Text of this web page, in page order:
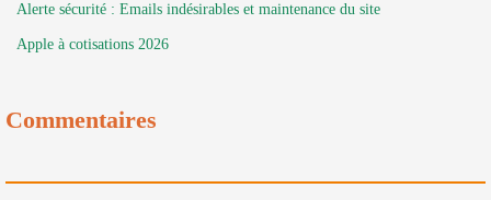
Alerte sécurité : Emails indésirables et maintenance du site
Apple à cotisations 2026
Commentaires